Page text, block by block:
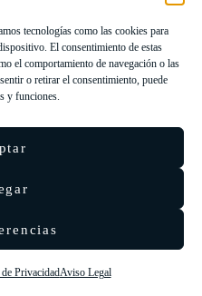
tecnologías como las cookies para
El consentimiento de estas
el comportamiento de navegación o las
o retirar el consentimiento, puede
y funciones.
PrivacidadAviso Legal
1980 SLL ha sido
objetivo es la mejora de la
al cual ha puesto en
del Programa Pyme Digital de la
diseño webAgencia